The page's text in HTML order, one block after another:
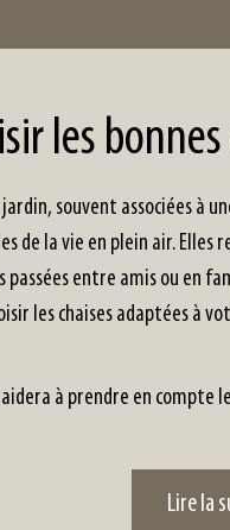
les
jardin, souvent associées à
de la vie en plein air. Elles
passées entre amis ou en
les chaises adaptées à
aidera à prendre en compte
Lire la